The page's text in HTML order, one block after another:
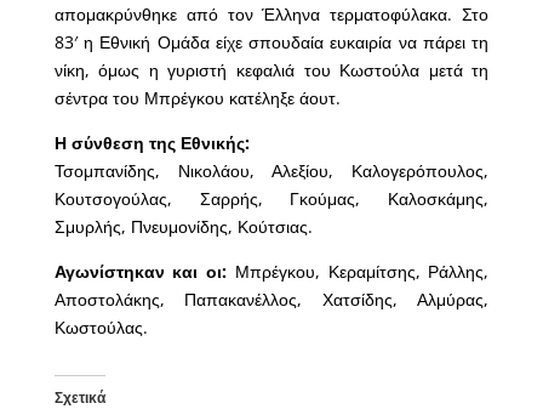
απομακρύνθηκε από τον Έλληνα τερματοφύλακα. Στο
83′ η Εθνική Ομάδα είχε σπουδαία ευκαιρία να πάρει τη
νίκη, όμως η γυριστή κεφαλιά του Κωστούλα μετά τη
σέντρα του Μπρέγκου κατέληξε άουτ.
Η σύνθεση της Εθνικής:
Τσομπανίδης, Νικολάου, Αλεξίου, Καλογερόπουλος,
Κουτσογούλας, Σαρρής, Γκούμας, Καλοσκάμης,
Σμυρλής, Πνευμονίδης, Κούτσιας.
Αγωνίστηκαν και οι: Μπρέγκου, Κεραμίτσης, Ράλλης,
Αποστολάκης, Παπακανέλλος, Χατσίδης, Αλμύρας,
Κωστούλας.
Σχετικά